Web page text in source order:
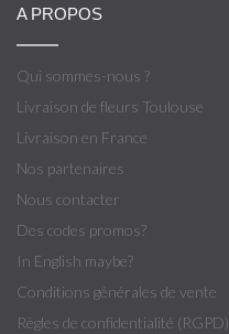
A PROPOS
Qui sommes-nous ?
Livraison de fleurs Toulouse
Livraison en France
Nos partenaires
Nous contacter
Des codes promos?
In English maybe?
Conditions générales de vente
Règles de confidentialité (RGPD)